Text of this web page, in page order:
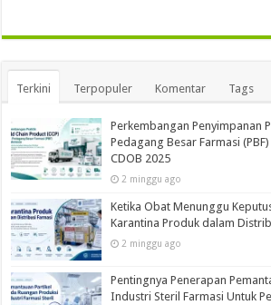
Terkini Terpopuler Komentar Tags
Perkembangan Penyimpanan
Pedagang Besar Farmasi
CDOB 2025
2 minggu ago
Ketika Obat Menunggu
Karantina Produk dalam
2 minggu ago
Pentingnya Penerapan
Industri Steril Farmasi Untuk